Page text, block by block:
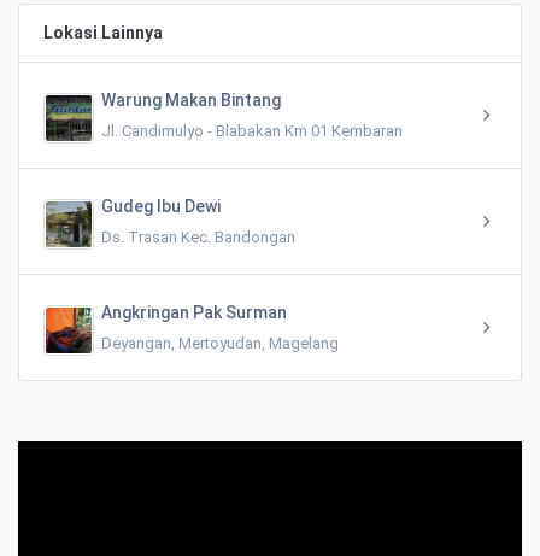
Lokasi Lainnya
Warung Makan Bintang
Jl. Candimulyo - Blabakan Km 01 Kembaran
Gudeg Ibu Dewi
Ds. Trasan Kec. Bandongan
Angkringan Pak Surman
Deyangan, Mertoyudan, Magelang